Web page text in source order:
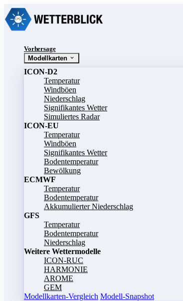
Vorhersage
Modellkarten
ICON-D2
Temperatur
Windböen
Niederschlag
Signifikantes Wetter
Simuliertes Radar
ICON-EU
Temperatur
Windböen
Signifikantes Wetter
Bodentemperatur
Bewölkung
ECMWF
Temperatur
Bodentemperatur
Akkumulierter Niederschlag
GFS
Temperatur
Bodentemperatur
Niederschlag
Weitere Wettermodelle
ICON-RUC
HARMONIE
AROME
GEM
Modellkarten-Vergleich Modell-Snapshot